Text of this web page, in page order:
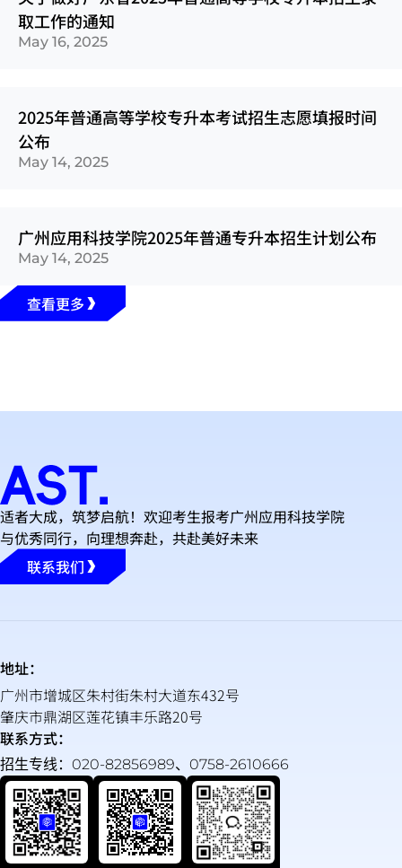
取工作的通知
May 16, 2025
2025年普通高等学校专升本考试招生志愿填报时间
公布
May 14, 2025
广州应用科技学院2025年普通专升本招生计划公布
May 14, 2025
查看更多
适者大成，筑梦启航！欢迎考生报考广州应用科技学院
与优秀同行，向理想奔赴，共赴美好未来
联系我们
地址：
广州市增城区朱村街朱村大道东432号
肇庆市鼎湖区莲花镇丰乐路20号
联系方式：
招生专线：020-82856989、0758-2610666